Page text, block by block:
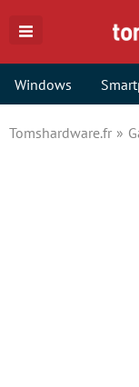
Windows
Tomshardware.fr